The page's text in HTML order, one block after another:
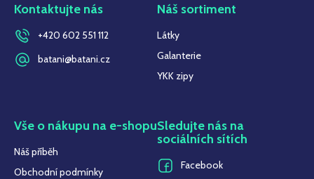
Kontaktujte nás
+420 602 551 112
batani@batani.cz
Náš sortiment
Látky
Galanterie
YKK zipy
Vše o nákupu na e-shopu
Náš příběh
Obchodní podmínky
Sledujte nás na
sociálních sítích
Facebook